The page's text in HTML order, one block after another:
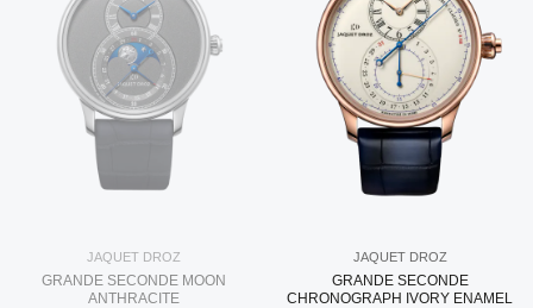
JAQUET DROZ
GRANDE SECONDE MOON
ANTHRACITE
JAQUET DROZ
GRANDE SECONDE
CHRONOGRAPH IVORY ENAMEL